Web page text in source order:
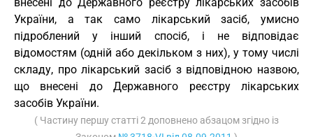
України, а так само лікарський засіб, умисно
підроблений у інший спосіб, і не відповідає
відомостям (одній або декільком з них), у тому числі
складу, про лікарський засіб з відповідною назвою,
що внесені до Державного реєстру лікарських
засобів України.
( Частину першу статті 2 доповнено абзацом згідно із